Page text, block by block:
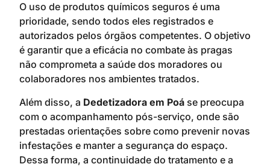
O uso de produtos químicos seguros é uma
prioridade, sendo todos eles registrados e
autorizados pelos órgãos competentes. O objetivo
é garantir que a eficácia no combate às pragas
não comprometa a saúde dos moradores ou
colaboradores nos ambientes tratados.
Além disso, a Dedetizadora em Poá se preocupa
com o acompanhamento pós-serviço, onde são
prestadas orientações sobre como prevenir novas
infestações e manter a segurança do espaço.
Dessa forma, a continuidade do tratamento e a